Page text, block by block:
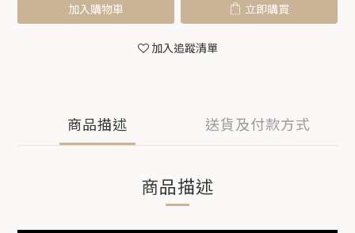
加入購物車 立即購買
加入追蹤清單
商品描述 送貨及付款方式
商品描述